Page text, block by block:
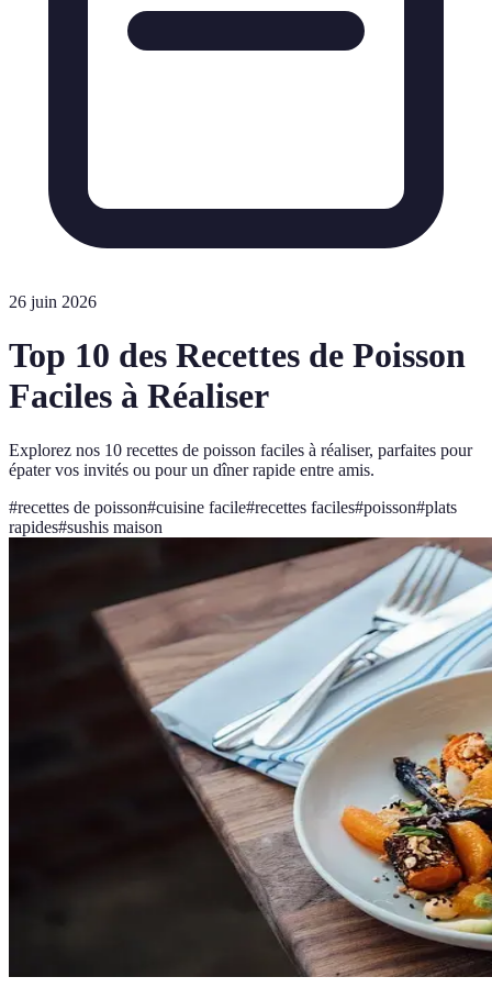
26 juin 2026
Top 10 des Recettes de Poisson
Faciles à Réaliser
Explorez nos 10 recettes de poisson faciles à réaliser, parfaites pour
épater vos invités ou pour un dîner rapide entre amis.
#recettes de poisson#cuisine facile#recettes faciles#poisson#plats
rapides#sushis maison